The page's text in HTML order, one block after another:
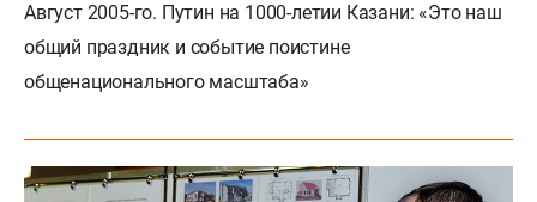
Август 2005-го. Путин на 1000-летии Казани: «Это наш
общий праздник и событие поистине
общенационального масштаба»